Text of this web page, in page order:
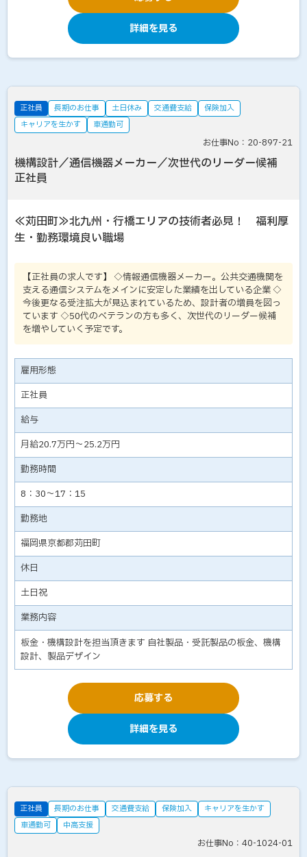
詳細を見る
正社員 長期のお仕事 土日休み 交通費支給
保険加入
キャリアを生かす
車通勤可
お仕事No：20-897-21
機構設計／通信機器メーカー／次世代のリーダー候補
正社員
≪苅田町≫北九州・行橋エリアの技術者必見！ 福利厚
生・勤務環境良い職場
【正社員の求人です】 ◇情報通信機器メーカー。公共交通機関を
支える通信システムをメインに安定した業績を出している企業 ◇
今後更なる受注拡大が見込まれているため、設計者の増員を図っ
ています ◇50代のベテランの方も多く、次世代のリーダー候補
を増やしていく予定です。
雇用形態
正社員
給与
月給20.7万円～25.2万円
勤務時間
8：30～17：15
勤務地
福岡県京都郡苅田町
休日
土日祝
業務内容
板金・機構設計を担当頂きます 自社製品・受託製品の板金、機構
設計、製品デザイン
応募する
詳細を見る
正社員 長期のお仕事 交通費支給 保険加入
キャリアを生かす
車通勤可
中高支援
お仕事No：40-1024-01